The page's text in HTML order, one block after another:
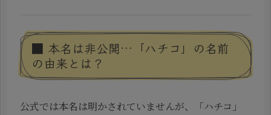
■ 本名は非公開…「ハチコ」の名前
の由来とは？
公式では本名は明かされていませんが、「ハチコ」